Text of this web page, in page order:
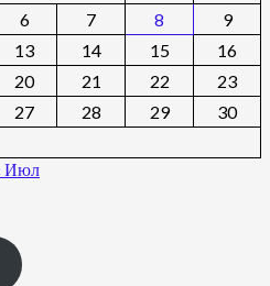
6 7 8
9
13 14 15
16
20 21 22
23
27 28 29
30
Июл